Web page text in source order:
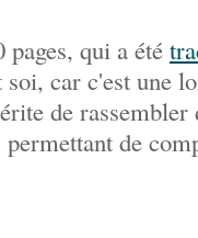
qui a été
soi, car c'est une
de rassembler
de